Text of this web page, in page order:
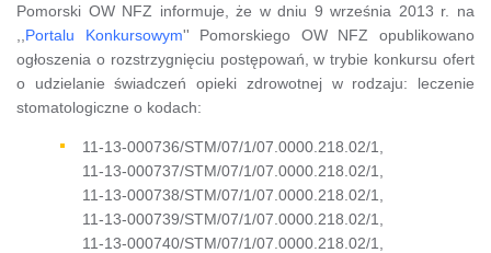
Pomorski OW NFZ informuje, że w dniu 9 września 2013 r. na
Portalu Konkursowym'' Pomorskiego OW NFZ opublikowano
ogłoszenia o rozstrzygnięciu postępowań, w trybie konkursu ofert
o udzielanie świadczeń opieki zdrowotnej w rodzaju: leczenie
stomatologiczne o kodach:
11-13-000736/STM/07/1/07.0000.218.02/1,
11-13-000737/STM/07/1/07.0000.218.02/1,
11-13-000738/STM/07/1/07.0000.218.02/1,
11-13-000739/STM/07/1/07.0000.218.02/1,
11-13-000740/STM/07/1/07.0000.218.02/1,